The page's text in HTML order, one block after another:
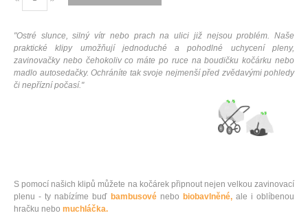
"Ostré slunce, silný vítr nebo prach na ulici již nejsou problém. Naše
praktické klipy umožňují jednoduché a pohodlné uchycení pleny,
zavinovačky nebo čehokoliv co máte po ruce na boudičku kočárku nebo
madlo autosedačky. Ochráníte tak svoje nejmenší před zvědavými pohledy
či nepřízní počasí."
S pomocí našich klipů můžete na kočárek připnout nejen velkou zavinovací
plenu - ty nabízíme buď bambusovénebo biobavlněné,ale i oblíbenou
hračku nebo muchláčka.